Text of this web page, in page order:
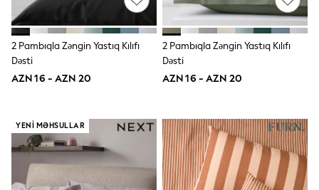
Lunchboxes & Drink Bottles
All Bags & Accessories
Bags
Hats, Gloves & Scarves
Pepper Pig
Disney
All Girls Sportwear
Trainers
Hoodies & Sweatshirts
T-Shirts & Vests
Leggings, Joggers & Shorts
2 Pambıqla Zəngin Yastıq Kılıfı
Dəsti
AZN 16 - AZN 20
2 Pambıqla Zəngin Yastıq Kılıfı
Dəsti
AZN 16 - AZN 20
YENI MƏHSULLAR